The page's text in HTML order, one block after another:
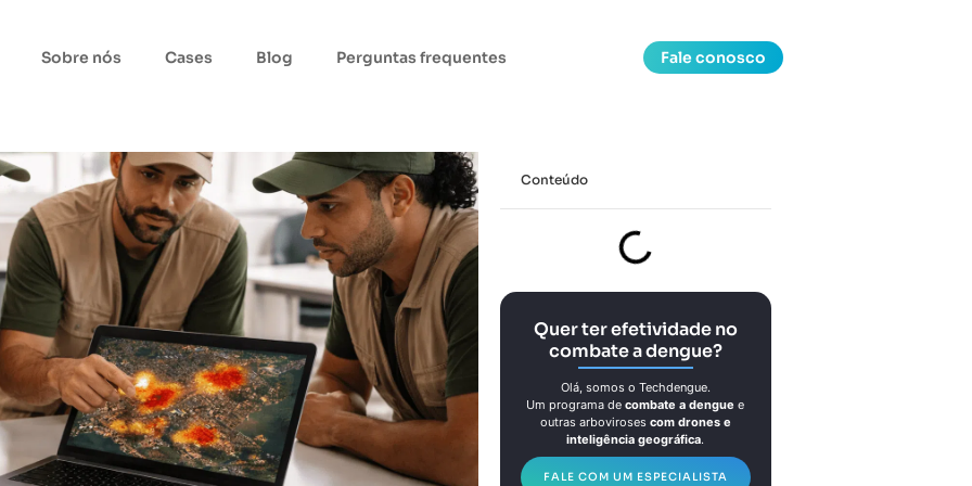
Sobre nós Cases Blog Perguntas frequentes Fale conosco
Conteúdo
Quer ter efetividade no
combate a dengue?
Olá, somos o Techdengue.
Um programa decombate a dengue e
outras arboviroses com drones e
inteligência geográfica.
FALE COM UM ESPECIALISTA